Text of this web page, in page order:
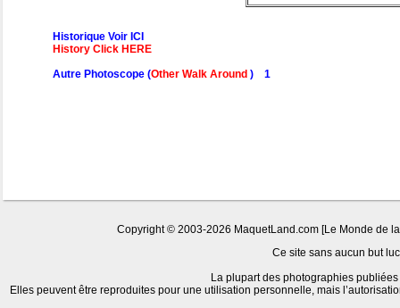
Historique Voir ICI
History Click HERE
Autre Photoscope (Other Walk Around ) 1
Copyright © 2003-2026 MaquetLand.com [Le Monde de
Ce site sans aucun but
La plupart des photographies
Elles peuvent être reproduites pour une utilisation personnelle, mais